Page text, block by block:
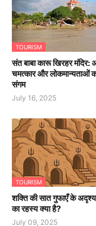
TOURISM
संत बाबा कारू खिरहर मंदिर:
चमत्कार और लोकमान्यताओं
संगम
July 16, 2025
TOURISM
शक्ति की सात गुफाएँ के अदृश्य
का रहस्य क्या है?
July 09, 2025